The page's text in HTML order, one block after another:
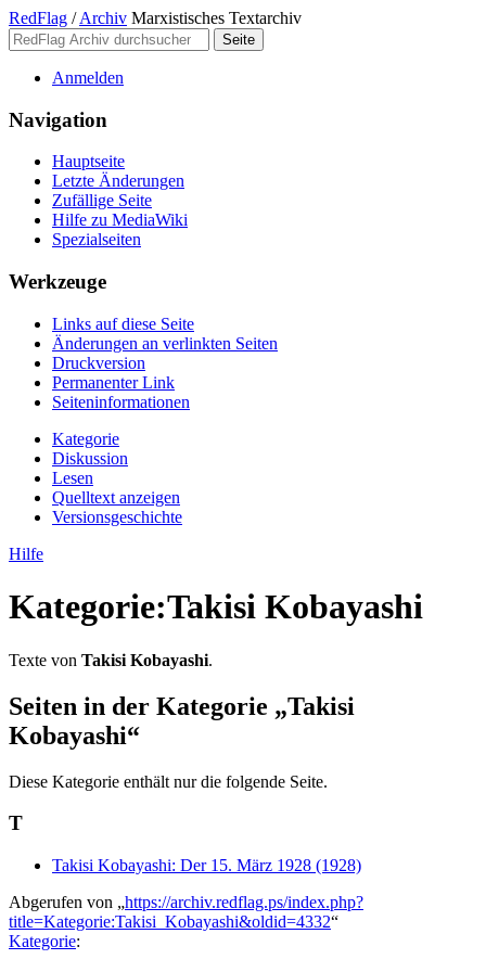
RedFlag / Archiv Marxistisches Textarchiv
Anmelden
Navigation
Hauptseite
Letzte Änderungen
Zufällige Seite
Hilfe zu MediaWiki
Spezialseiten
Werkzeuge
Links auf diese Seite
Änderungen an verlinkten Seiten
Druckversion
Permanenter Link
Seiten­­informationen
Kategorie
Diskussion
Lesen
Quelltext anzeigen
Versionsgeschichte
Hilfe
Kategorie:Takisi Kobayashi
Texte von Takisi Kobayashi.
Seiten in der Kategorie „Takisi
Kobayashi“
Diese Kategorie enthält nur die folgende Seite.
T
Takisi Kobayashi: Der 15. März 1928 (1928)
Abgerufen von „https://archiv.redflag.ps/index.php?
title=Kategorie:Takisi_Kobayashi&oldid=4332“
Kategorie: